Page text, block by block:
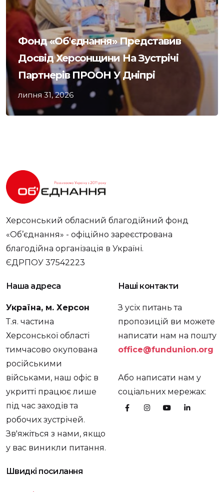
Фонд «Об'єднання» Представив
Досвід Херсонщини На Зустрічі
Партнерів ПРООН У Дніпрі
липня 31, 2026
Херсонський обласний благодійний фонд
«Об’єднання» - офіційно зареєстрована
благодійна організація в Україні.
ЄДРПОУ 37542223
Наша адреса
Україна, м. Херсон
Т.я. частина
Херсонської області
тимчасово окупована
російськими
військами, наш офіс в
укритті працює лише
під час заходів та
робочих зустрічей.
Зв'яжіться з нами, якщо
у вас виникли питання.
Наші контакти
З усіх питань та
пропозицій ви можете
написати нам на пошту
office@fundunion.org
Або написати нам у
соціальних мережах:
Швидкі посилання